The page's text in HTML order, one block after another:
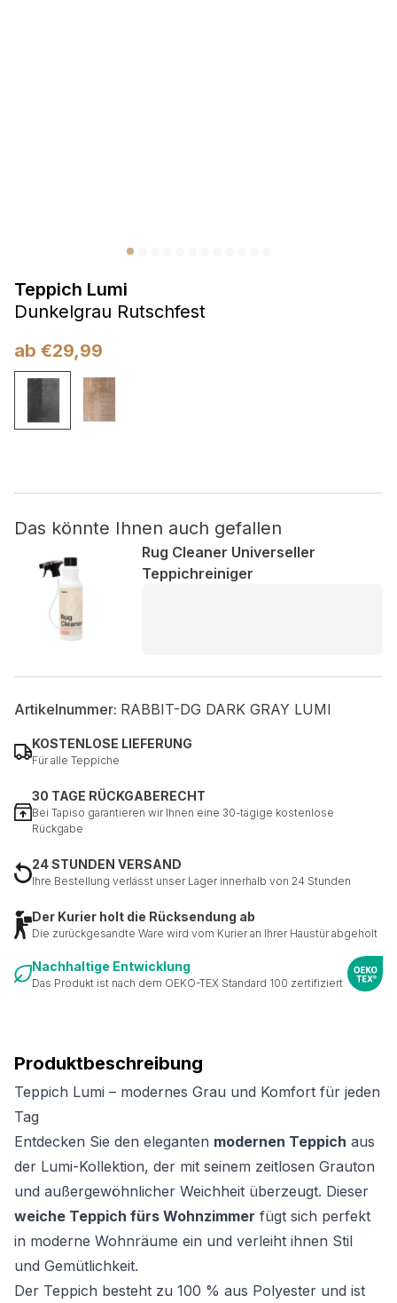
Teppich Lumi
Dunkelgrau Rutschfest
ab €29,99
Produktbeschreibung
Teppich Lumi – modernes Grau und Komfort für jeden
Tag
Entdecken Sie den eleganten modernen Teppich aus
der Lumi-Kollektion, der mit seinem zeitlosen Grauton
und außergewöhnlicher Weichheit überzeugt. Dieser
weiche Teppich fürs Wohnzimmer fügt sich perfekt
in moderne Wohnräume ein und verleiht ihnen Stil
und Gemütlichkeit.
Der Teppich besteht zu 100 % aus Polyester und ist
Das könnte Ihnen auch gefallen
Rug Cleaner Universeller
Teppichreiniger
Artikelnummer: RABBIT-DG DARK GRAY LUMI
KOSTENLOSE LIEFERUNG
Für alle Teppiche
30 TAGE RÜCKGABERECHT
Bei Tapiso garantieren wir Ihnen eine 30-tägige kostenlose
Rückgabe
24 STUNDEN VERSAND
Ihre Bestellung verlässt unser Lager innerhalb von 24 Stunden
Der Kurier holt die Rücksendung ab
Die zurückgesandte Ware wird vom Kurier an Ihrer Haustür abgeholt
Nachhaltige Entwicklung
Das Produkt ist nach dem OEKO-TEX Standard 100 zertifiziert
Marketing
Marketing-Cookies werden verwendet, um Benutzer über
Websites hinweg zu verfolgen. Das Ziel ist es, Anzeigen
anzuzeigen, die für den einzelnen Benutzer relevant und
ansprechend sind und somit wertvoller für Herausgeber und
Werbetreibende Dritter sind.
analysiert werden und noch keiner Kategorie zugeordnet
Alle ablehnen